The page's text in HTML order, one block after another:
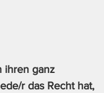
ihren ganz
r das Recht hat,